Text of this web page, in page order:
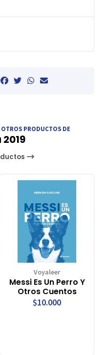
PRODUCTOS DE
Voyaleer
Messi Es Un Perro Y
Otros Cuentos
$10.000